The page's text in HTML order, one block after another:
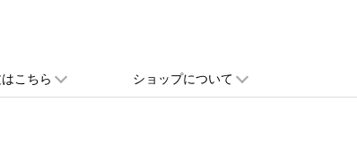
こちら ショップについて